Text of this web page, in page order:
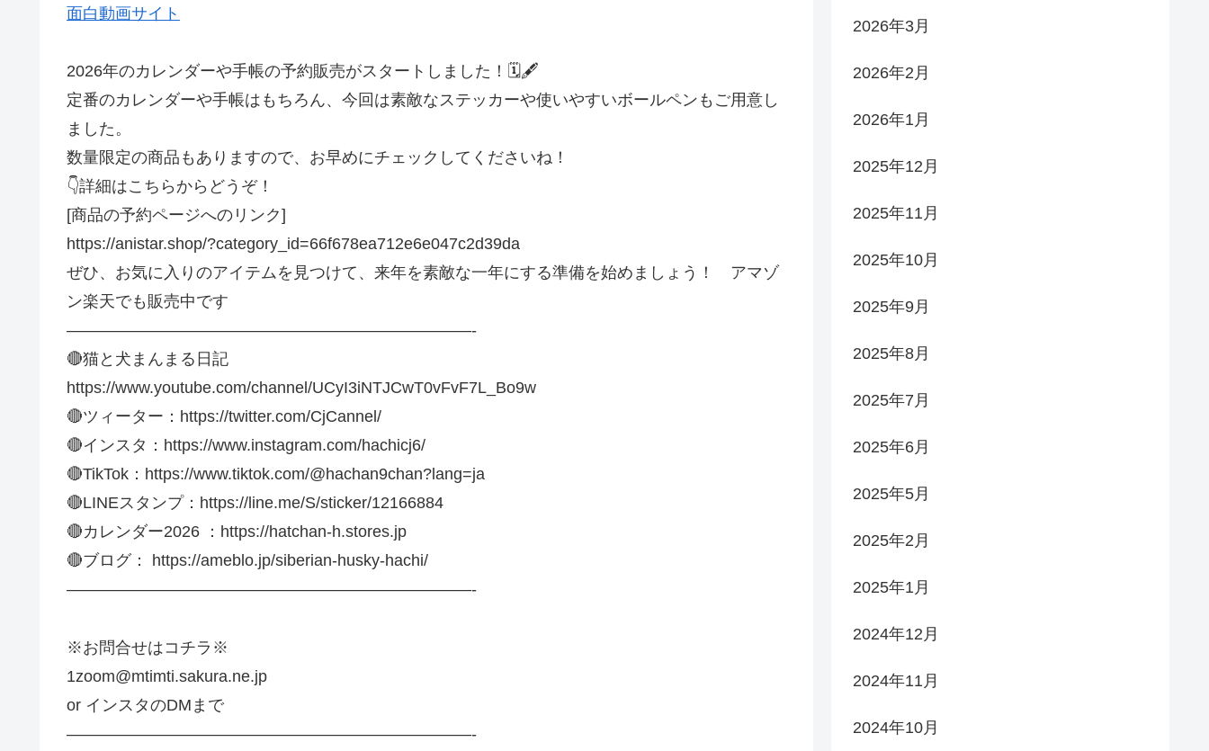
面白動画サイト
2026年のカレンダーや手帳の予約販売がスタートしました！🗓🖋
定番のカレンダーや手帳はもちろん、今回は素敵なステッカーや使いやすいボールペンもご用意し
ました。
数量限定の商品もありますので、お早めにチェックしてくださいね！
👇詳細はこちらからどうぞ！
[商品の予約ページへのリンク]
https://anistar.shop/?category_id=66f678ea712e6e047c2d39da
ぜひ、お気に入りのアイテムを見つけて、来年を素敵な一年にする準備を始めましょう！ アマゾ
ン楽天でも販売中です
—————————————————————————-
🔴猫と犬まんまる日記
https://www.youtube.com/channel/UCyI3iNTJCwT0vFvF7L_Bo9w
🔴ツィーター：https://twitter.com/CjCannel/
🔴インスタ：https://www.instagram.com/hachicj6/
🔴TikTok：https://www.tiktok.com/@hachan9chan?lang=ja
🔴LINEスタンプ：https://line.me/S/sticker/12166884
🔴カレンダー2026 ：https://hatchan-h.stores.jp
🔴ブログ： https://ameblo.jp/siberian-husky-hachi/
—————————————————————————-
※お問合せはコチラ※
1zoom@mtimti.sakura.ne.jp
or インスタのDMまで
—————————————————————————-
2026年3月
2026年2月
2026年1月
2025年12月
2025年11月
2025年10月
2025年9月
2025年8月
2025年7月
2025年6月
2025年5月
2025年2月
2025年1月
2024年12月
2024年11月
2024年10月